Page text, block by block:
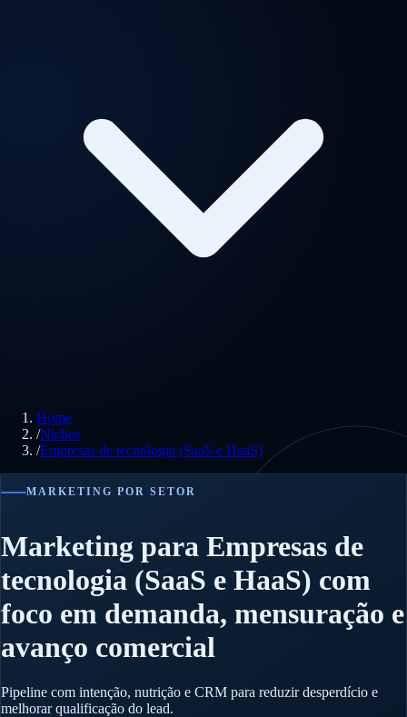
Home
/Nichos
/Empresas de tecnologia (SaaS e HaaS)
MARKETING POR SETOR
Marketing para Empresas de
tecnologia (SaaS e HaaS) com
foco em demanda, mensuração e
avanço comercial
Pipeline com intenção, nutrição e CRM para reduzir desperdício e
melhorar qualificação do lead.